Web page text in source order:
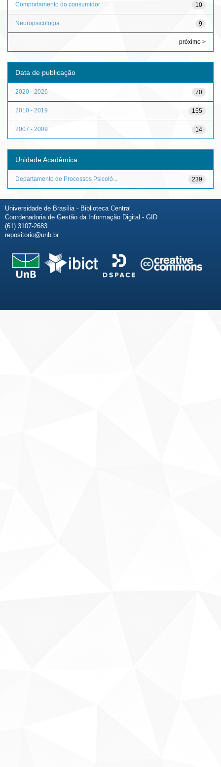
10
Comportamento do consumidor
9
Neuropsicologia
próximo >
Data de publicação
70
2020 - 2026
155
2010 - 2019
14
2007 - 2009
Unidade Acadêmica
239
Departamento de Processos Psicoló...
Universidade de Brasília - Biblioteca Central
Coordenadoria de Gestão da Informação Digital - GID
(61) 3107-2683
repositorio@unb.br